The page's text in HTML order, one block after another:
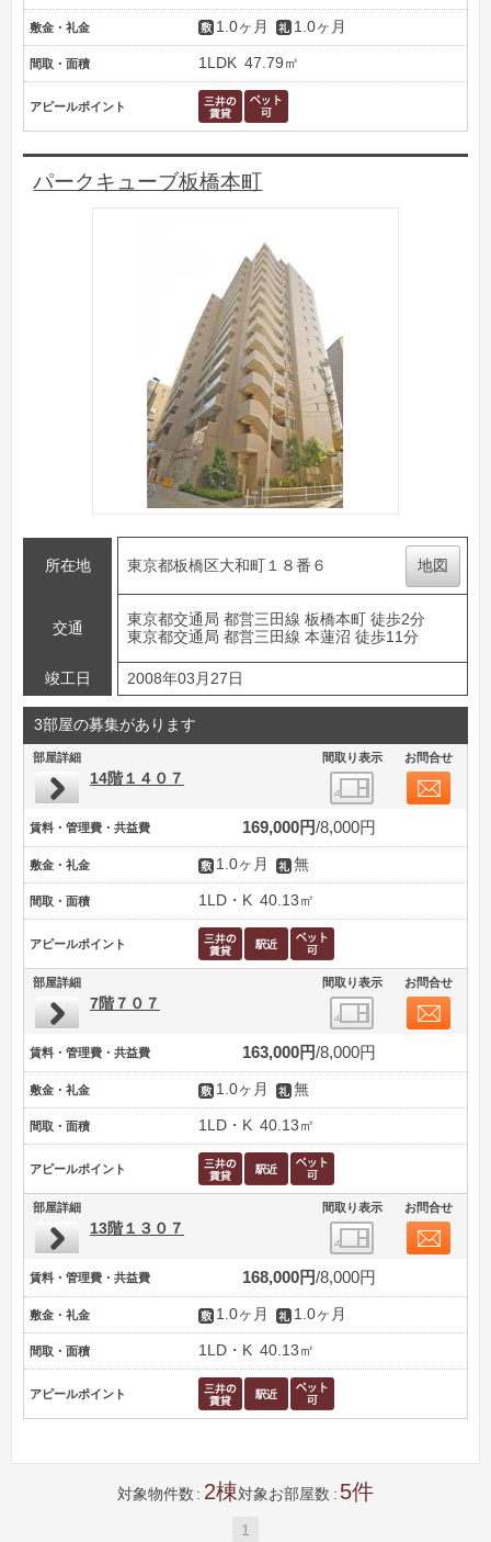
敷金・礼金 1.0ヶ月 1.0ヶ月
間取・面積 1LDK 47.79㎡
アピールポイント
パークキューブ板橋本町
所在地 東京都板橋区大和町１８番６ 地図
交通
東京都交通局 都営三田線 板橋本町 徒歩2分
東京都交通局 都営三田線 本蓮沼 徒歩11分
竣工日 2008年03月27日
3部屋の募集があります
部屋詳細 間取り表示 お問合せ
14階１４０７
賃料・管理費・共益費 169,000円 8,000円
敷金・礼金 1.0ヶ月 無
間取・面積 1LD・K 40.13㎡
アピールポイント
部屋詳細 間取り表示 お問合せ
7階７０７
賃料・管理費・共益費 163,000円 8,000円
敷金・礼金 1.0ヶ月 無
間取・面積 1LD・K 40.13㎡
アピールポイント
部屋詳細 間取り表示 お問合せ
13階１３０７
賃料・管理費・共益費 168,000円 8,000円
敷金・礼金 1.0ヶ月 1.0ヶ月
間取・面積 1LD・K 40.13㎡
アピールポイント
対象物件数 2 対象お部屋数 5
1